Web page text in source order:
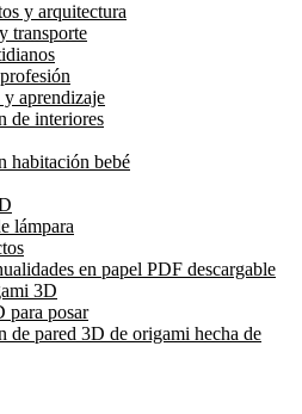
y arquitectura
transporte
aprendizaje
de interiores
habitación bebé
lámpara
en papel PDF descargable
3D
para posar
de pared 3D de origami hecha de